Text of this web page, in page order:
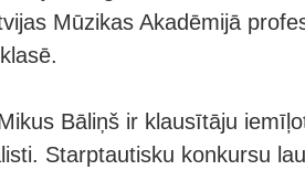
Mūzikas Akadēmijā
Bāliņš ir klausītāju
Starptautisku konkursu